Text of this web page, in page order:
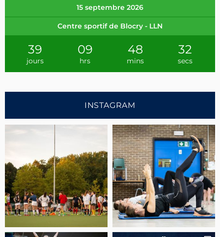
15 septembre 2026
Centre sportif de Blocry - LLN
39
jours
09
hrs
48
mins
32
secs
INSTAGRAM